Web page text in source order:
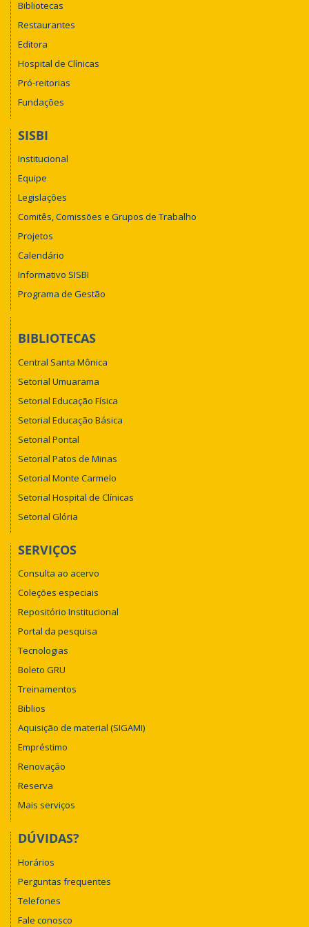
Bibliotecas
Restaurantes
Editora
Hospital de Clínicas
Pró-reitorias
Fundações
SISBI
Institucional
Equipe
Legislações
Comitês, Comissões e Grupos de Trabalho
Projetos
Calendário
Informativo SISBI
Programa de Gestão
BIBLIOTECAS
Central Santa Mônica
Setorial Umuarama
Setorial Educação Física
Setorial Educação Básica
Setorial Pontal
Setorial Patos de Minas
Setorial Monte Carmelo
Setorial Hospital de Clínicas
Setorial Glória
SERVIÇOS
Consulta ao acervo
Coleções especiais
Repositório Institucional
Portal da pesquisa
Tecnologias
Boleto GRU
Treinamentos
Biblios
Aquisição de material (SIGAMI)
Empréstimo
Renovação
Reserva
Mais serviços
DÚVIDAS?
Horários
Perguntas frequentes
Telefones
Fale conosco